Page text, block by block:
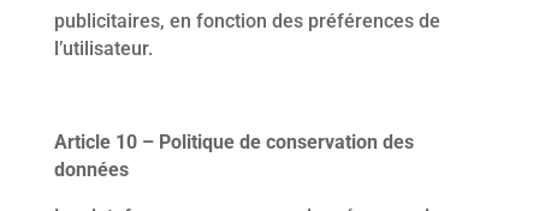
publicitaires, en fonction des préférences de
l’utilisateur.
Article 10 – Politique de conservation des
données